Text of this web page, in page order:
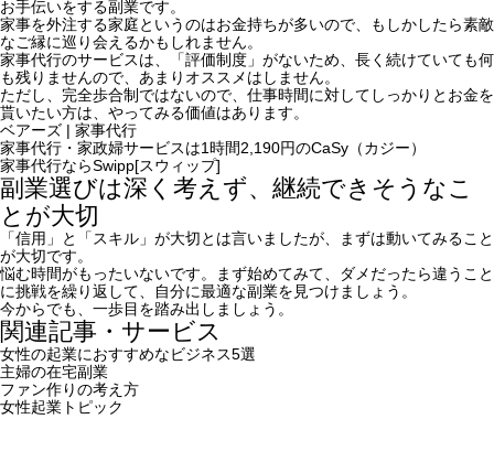
お手伝いをする副業です。
家事を外注する家庭というのはお金持ちが多いので、もしかしたら素敵
なご縁に巡り会えるかもしれません。
家事代行のサービスは、「評価制度」がないため、長く続けていても何
も残りませんので、あまりオススメはしません。
ただし、完全歩合制ではないので、仕事時間に対してしっかりとお金を
貰いたい方は、やってみる価値はあります。
ベアーズ | 家事代行
家事代行・家政婦サービスは1時間2,190円のCaSy（カジー）
家事代行ならSwipp[スウィップ]
副業選びは深く考えず、継続できそうなこ
とが大切
「信用」と「スキル」が大切とは言いましたが、まずは動いてみること
が大切です。
悩む時間がもったいないです。まず始めてみて、ダメだったら違うこと
に挑戦を繰り返して、自分に最適な副業を見つけましょう。
今からでも、一歩目を踏み出しましょう。
関連記事・サービス
女性の起業におすすめなビジネス5選
主婦の在宅副業
ファン作りの考え方
女性起業トピック